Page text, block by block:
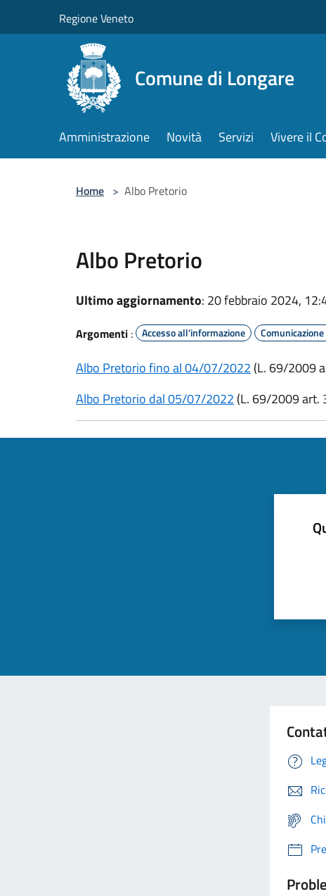
Regione Veneto
Comune di Longare
Amministrazione Novità Servizi Vivere il
Home > Albo Pretorio
Albo Pretorio
Ultimo aggiornamento: 20 febbraio 2024,
Argomenti : Accesso all'informazione
Albo Pretorio fino al 04/07/2022 (L. 69/2009
Albo Pretorio dal 05/07/2022 (L. 69/2009 art.